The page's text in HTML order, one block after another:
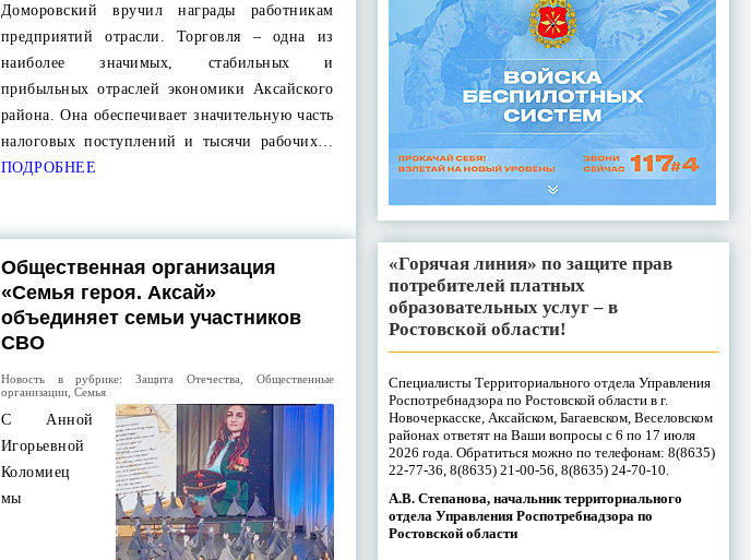
Доморовский вручил награды работникам
предприятий отрасли. Торговля – одна из
наиболее значимых, стабильных и
прибыльных отраслей экономики Аксайского
района. Она обеспечивает значительную часть
налоговых поступлений и тысячи рабочих…
ПОДРОБНЕЕ
Общественная организация
«Семья героя. Аксай»
объединяет семьи участников
СВО
Новость в рубрике:Защита Отечества
Общественные
организации, Семья
С Анной
Игорьевной
Коломиец
мы
«Горячая линия» по защите прав
потребителей платных
образовательных услуг – в
Ростовской области!
Специалисты Территориального отдела Управления
Роспотребнадзора по Ростовской области в г.
Новочеркасске, Аксайском, Багаевском, Веселовском
районах ответят на Ваши вопросы с 6 по 17 июля
2026 года. Обратиться можно по телефонам: 8(8635)
22-77-36, 8(8635) 21-00-56, 8(8635) 24-70-10.
А.В. Степанова, начальник территориального
отдела Управления Роспотребнадзора по
Ростовской области